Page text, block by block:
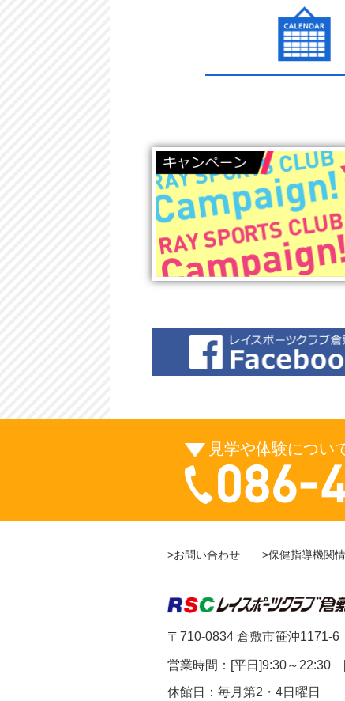
見学や体験につい
>お問い合わせ >保健指導機関
〒710-0834 倉敷市笹沖1171-6
営業時間 ： [平日]9:30～22:30
休館日： 毎月第2・4日曜日